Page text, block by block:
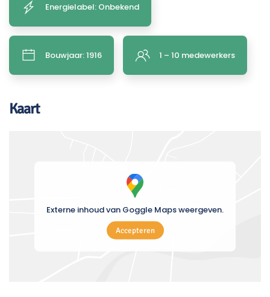
Energielabel: Onbekend
Bouwjaar: 1916 1 – 10 medewerkers
Kaart
Externe inhoud van Goggle Maps weergeven.
Accepteren